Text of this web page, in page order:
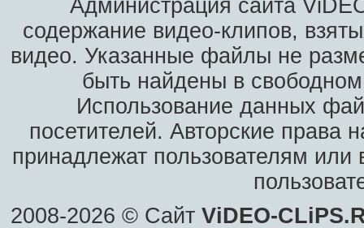
Администрация сайта
содержание видео-клипов,
видео. Указанные файлы не
быть найдены в
Использование данных
посетителей. Авторские права
принадлежат пользователям или
2008-2026 © Сайт ViDEO-